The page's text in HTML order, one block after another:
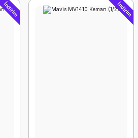
İndirim İndirim